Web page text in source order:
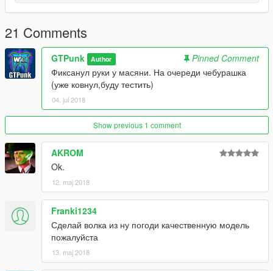
But, who knows...
+
Everything rigged pretty good
-
There are soo little holes, almost unseen. Only i can see
them...
21 Comments
GTPunk Author
Pinned Comment
Фиксанул руки у масяни. На очереди чебурашка
(уже ковнул,буду тестить)
04. jul 2018
Show previous 1 comment
AKROM
Ok.
12. maj 2018
Franki1234
Сделай волка из ну погоди качественную модель
пожалуйста
13. maj 2018